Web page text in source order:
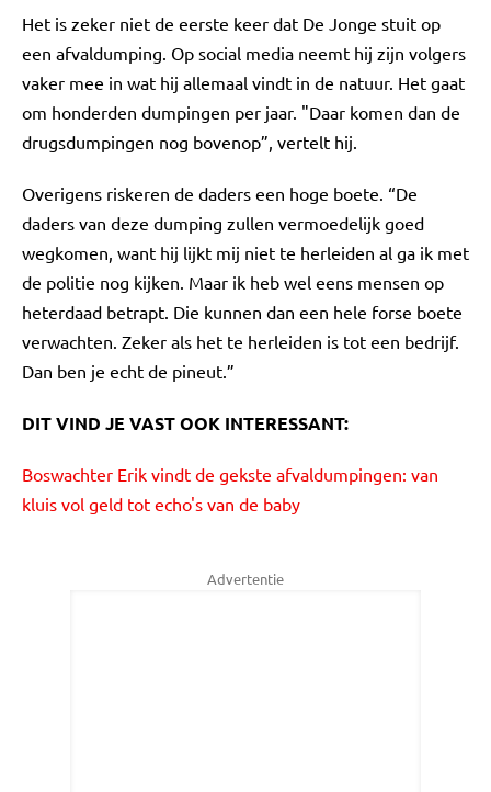
Het is zeker niet de eerste keer dat De Jonge stuit op
een afvaldumping. Op social media neemt hij zijn volgers
vaker mee in wat hij allemaal vindt in de natuur. Het gaat
om honderden dumpingen per jaar. "Daar komen dan de
drugsdumpingen nog bovenop”, vertelt hij.
Overigens riskeren de daders een hoge boete. “De
daders van deze dumping zullen vermoedelijk goed
wegkomen, want hij lijkt mij niet te herleiden al ga ik met
de politie nog kijken. Maar ik heb wel eens mensen op
heterdaad betrapt. Die kunnen dan een hele forse boete
verwachten. Zeker als het te herleiden is tot een bedrijf.
Dan ben je echt de pineut.”
DIT VIND JE VAST OOK INTERESSANT:
Boswachter Erik vindt de gekste afvaldumpingen: van
kluis vol geld tot echo's van de baby
Advertentie